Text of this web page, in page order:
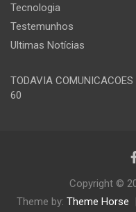
Tecnologia
Testemunhos
Ultimas Notícias
TODAVIA
60
Copyright ©
Theme by: Theme Horse